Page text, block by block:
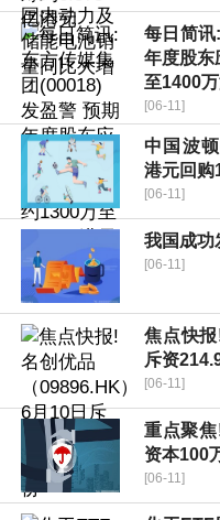
每日简讯
年度股东
至1400
[06-11]
中国波
港元回购
[06-11]
我国成功
[06-11]
焦点快
斥资
[06-11]
重点聚
资本100
[06-11]